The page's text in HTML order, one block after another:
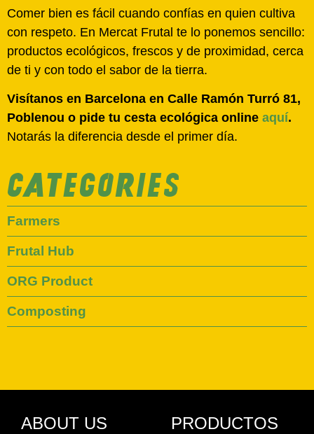
Comer bien es fácil cuando confías en quien cultiva
con respeto. En Mercat Frutal te lo ponemos sencillo:
productos ecológicos, frescos y de proximidad, cerca
de ti y con todo el sabor de la tierra.
Visítanos en Barcelona en Calle Ramón Turró 81,
Poblenou o pide tu cesta ecológica online aquí.
Notarás la diferencia desde el primer día.
CATEGORIES
Farmers
Frutal Hub
ORG Product
Composting
ABOUT US PRODUCTOS